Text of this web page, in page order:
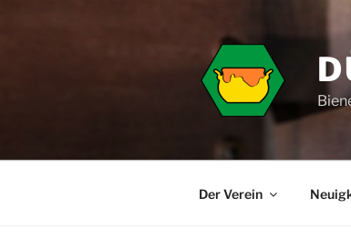
Der Verein